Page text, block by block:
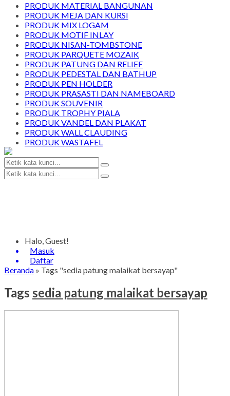
PRODUK MATERIAL BANGUNAN
PRODUK MEJA DAN KURSI
PRODUK MIX LOGAM
PRODUK MOTIF INLAY
PRODUK NISAN-TOMBSTONE
PRODUK PARQUETE MOZAIK
PRODUK PATUNG DAN RELIEF
PRODUK PEDESTAL DAN BATHUP
PRODUK PEN HOLDER
PRODUK PRASASTI DAN NAMEBOARD
PRODUK SOUVENIR
PRODUK TROPHY PIALA
PRODUK VANDEL DAN PLAKAT
PRODUK WALL CLAUDING
PRODUK WASTAFEL
Halo, Guest!
Masuk
Daftar
Beranda » Tags "sedia patung malaikat bersayap"
Tags sedia patung malaikat bersayap